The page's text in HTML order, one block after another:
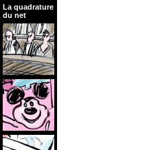
La quadrature
du net